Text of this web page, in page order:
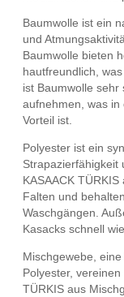
Baumwolle ist ein
und
Baumwolle bieten
hautfreundlich,
ist Baumwolle
aufnehmen, was in
Vorteil ist.
Polyester ist ein
Strapazierfähigkeit
KASAACK
Falten und
Waschgängen.
Kasacks schnell
Mischgewebe,
Polyester,
TÜRKIS aus